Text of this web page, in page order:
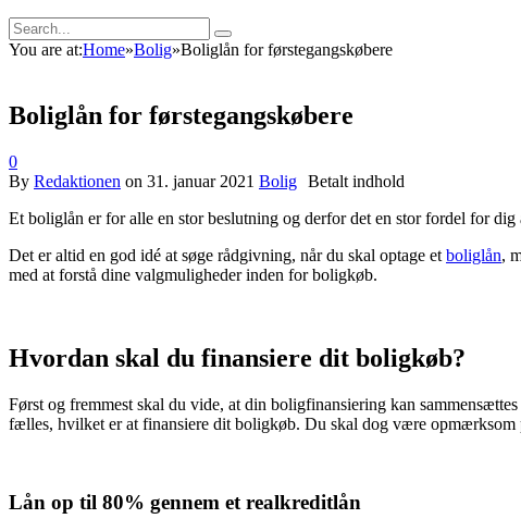
You are at:Home»Bolig»Boliglån for førstegangskøbere
Boliglån for førstegangskøbere
0
By Redaktionen on 31. januar 2021 Bolig
Et boliglån er for alle en stor beslutning og derfor det en stor fordel for
Det er altid en god idé at søge rådgivning, når du skal optage et boliglån,
med at forstå dine valgmuligheder inden for boligkøb.
Hvordan skal du finansiere dit boligkøb?
Først og fremmest skal du vide, at din boligfinansiering kan
fælles, hvilket er at finansiere dit boligkøb. Du skal dog være opmærksom
Lån op til 80% gennem et realkreditlån